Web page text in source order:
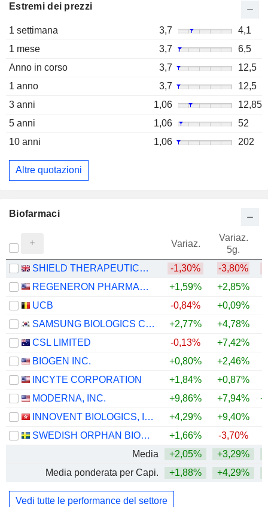
Estremi dei prezzi
1 settimana 3,7
4,1
1 mese
3,7
6,5
Anno in corso
3,7
12,5
1 anno
3,7
12,5
3 anni
1,06
12,85
5 anni
1,06
52
10 anni
1,06 202
Altre quotazioni
Biofarmaci
Variaz.
Variaz.
5g.
SHIELD THERAPEUTICS PLC -1,30% -3,80%
REGENERON PHARMACEUTICALS, INC.
+1,59% +2,85%
UCB
-0,84% +0,09%
SAMSUNG BIOLOGICS CO.,LTD.
+2,77% +4,78%
CSL LIMITED
-0,13% +7,42%
BIOGEN INC.
+0,80% +2,46%
INCYTE CORPORATION
+1,84% +0,87%
MODERNA, INC.
+9,86% +7,94%
INNOVENT BIOLOGICS, INC.
+4,29% +9,40%
SWEDISH ORPHAN BIOVITRUM AB
+1,66% -3,70%
Media
+2,05% +3,29%
Media ponderata per Capi.
+1,88% +4,29%
Vedi tutte le performance del settore